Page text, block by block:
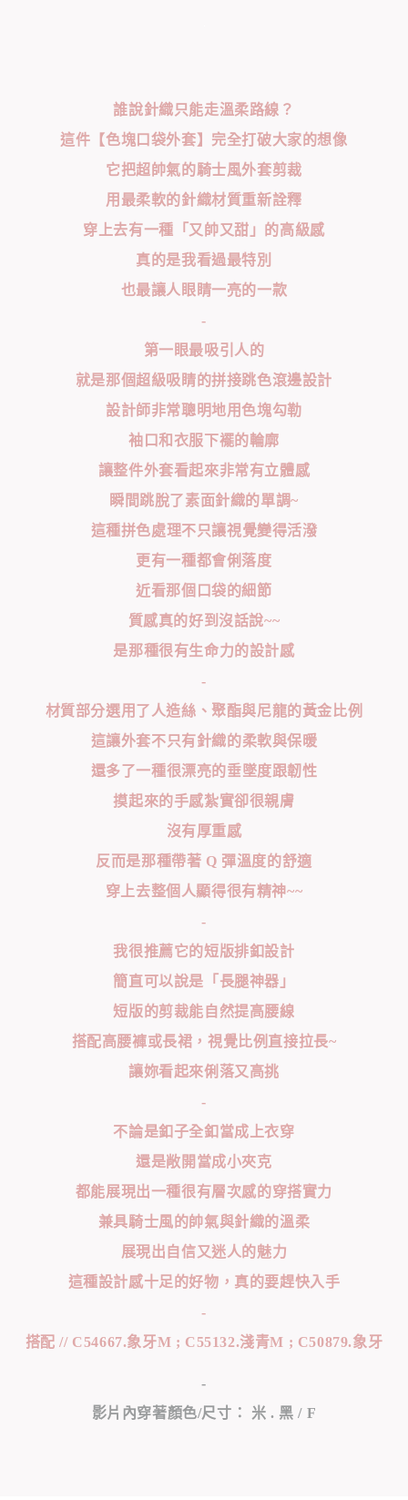
誰說針織只能走溫柔路線？
這件【色塊口袋外套】完全打破大家的想像
它把超帥氣的騎士風外套剪裁
用最柔軟的針織材質重新詮釋
穿上去有一種「又帥又甜」的高級感
真的是我看過最特別
也最讓人眼睛一亮的一款
-
第一眼最吸引人的
就是那個超級吸睛的拼接跳色滾邊設計
設計師非常聰明地用色塊勾勒
袖口和衣服下襬的輪廓
讓整件外套看起來非常有立體感
瞬間跳脫了素面針織的單調~
這種拼色處理不只讓視覺變得活潑
更有一種都會俐落度
近看那個口袋的細節
質感真的好到沒話說~~
是那種很有生命力的設計感
-
材質部分選用了人造絲、聚酯與尼龍的黃金比例
這讓外套不只有針織的柔軟與保暖
還多了一種很漂亮的垂墜度跟韌性
摸起來的手感紮實卻很親膚
沒有厚重感
反而是那種帶著 Q 彈溫度的舒適
穿上去整個人顯得很有精神~~
-
我很推薦它的短版排釦設計
簡直可以說是「長腿神器」
短版的剪裁能自然提高腰線
搭配高腰褲或長裙，視覺比例直接拉長~
讓妳看起來俐落又高挑
-
不論是釦子全釦當成上衣穿
還是敞開當成小夾克
都能展現出一種很有層次感的穿搭實力
兼具騎士風的帥氣與針織的溫柔
展現出自信又迷人的魅力
這種設計感十足的好物，真的要趕快入手
-
搭配 // C54667.象牙M ; C55132.淺青M ; C50879.象牙
-
影片內穿著顏色/尺寸： 米 . 黑 / F